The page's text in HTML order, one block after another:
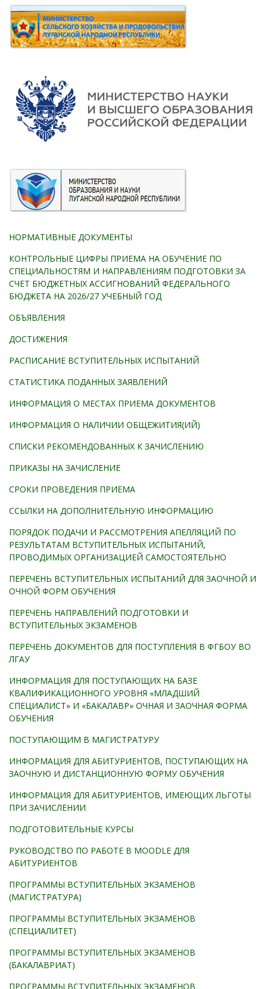
НОРМАТИВНЫЕ ДОКУМЕНТЫ
КОНТРОЛЬНЫЕ ЦИФРЫ ПРИЕМА НА ОБУЧЕНИЕ ПО
СПЕЦИАЛЬНОСТЯМ И НАПРАВЛЕНИЯМ ПОДГОТОВКИ ЗА
СЧЕТ БЮДЖЕТНЫХ АССИГНОВАНИЙ ФЕДЕРАЛЬНОГО
БЮДЖЕТА НА 2026/27 УЧЕБНЫЙ ГОД
ОБЪЯВЛЕНИЯ
ДОСТИЖЕНИЯ
РАСПИСАНИЕ ВСТУПИТЕЛЬНЫХ ИСПЫТАНИЙ
СТАТИСТИКА ПОДАННЫХ ЗАЯВЛЕНИЙ
ИНФОРМАЦИЯ О МЕСТАХ ПРИЕМА ДОКУМЕНТОВ
ИНФОРМАЦИЯ О НАЛИЧИИ ОБЩЕЖИТИЯ(ИЙ)
СПИСКИ РЕКОМЕНДОВАННЫХ К ЗАЧИСЛЕНИЮ
ПРИКАЗЫ НА ЗАЧИСЛЕНИЕ
СРОКИ ПРОВЕДЕНИЯ ПРИЕМА
ССЫЛКИ НА ДОПОЛНИТЕЛЬНУЮ ИНФОРМАЦИЮ
ПОРЯДОК ПОДАЧИ И РАССМОТРЕНИЯ АПЕЛЛЯЦИЙ ПО
РЕЗУЛЬТАТАМ ВСТУПИТЕЛЬНЫХ ИСПЫТАНИЙ,
ПРОВОДИМЫХ ОРГАНИЗАЦИЕЙ САМОСТОЯТЕЛЬНО
ПЕРЕЧЕНЬ ВСТУПИТЕЛЬНЫХ ИСПЫТАНИЙ ДЛЯ ЗАОЧНОЙ И
ОЧНОЙ ФОРМ ОБУЧЕНИЯ
ПЕРЕЧЕНЬ НАПРАВЛЕНИЙ ПОДГОТОВКИ И
ВСТУПИТЕЛЬНЫХ ЭКЗАМЕНОВ
ПЕРЕЧЕНЬ ДОКУМЕНТОВ ДЛЯ ПОСТУПЛЕНИЯ В ФГБОУ ВО
ЛГАУ
ИНФОРМАЦИЯ ДЛЯ ПОСТУПАЮЩИХ НА БАЗЕ
КВАЛИФИКАЦИОННОГО УРОВНЯ «МЛАДШИЙ
СПЕЦИАЛИСТ» И «БАКАЛАВР» ОЧНАЯ И ЗАОЧНАЯ ФОРМА
ОБУЧЕНИЯ
ПОСТУПАЮЩИМ В МАГИСТРАТУРУ
ИНФОРМАЦИЯ ДЛЯ АБИТУРИЕНТОВ, ПОСТУПАЮЩИХ НА
ЗАОЧНУЮ И ДИСТАНЦИОННУЮ ФОРМУ ОБУЧЕНИЯ
ИНФОРМАЦИЯ ДЛЯ АБИТУРИЕНТОВ, ИМЕЮЩИХ ЛЬГОТЫ
ПРИ ЗАЧИСЛЕНИИ
ПОДГОТОВИТЕЛЬНЫЕ КУРСЫ
РУКОВОДСТВО ПО РАБОТЕ В MOODLE ДЛЯ
АБИТУРИЕНТОВ
ПРОГРАММЫ ВСТУПИТЕЛЬНЫХ ЭКЗАМЕНОВ
(МАГИСТРАТУРА)
ПРОГРАММЫ ВСТУПИТЕЛЬНЫХ ЭКЗАМЕНОВ
(СПЕЦИАЛИТЕТ)
ПРОГРАММЫ ВСТУПИТЕЛЬНЫХ ЭКЗАМЕНОВ
(БАКАЛАВРИАТ)
ПРОГРАММЫ ВСТУПИТЕЛЬНЫХ ЭКЗАМЕНОВ